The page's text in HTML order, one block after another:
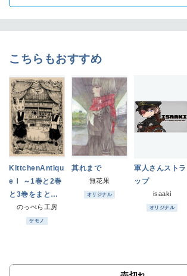
こちらもおすすめ
KittchenAntiqu
eⅠ ～1巻と2巻
と3巻をまとめ
た風味～【価格
改定版】
のっぺら工房
ケモノ
其れまで
無花果
オリジナル
軍人さんストラ
ップ
isaaki
オリジナル